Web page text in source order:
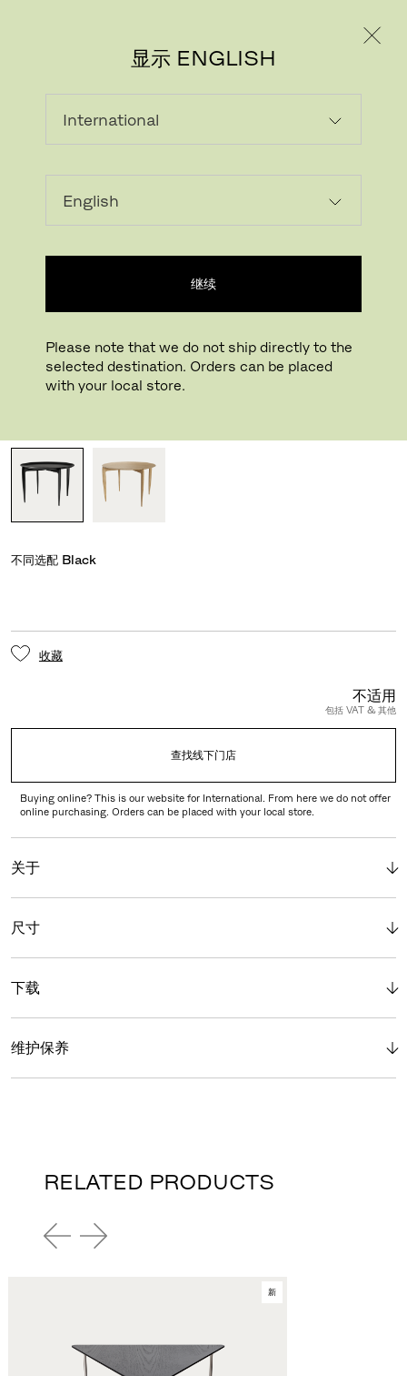
显示 ENGLISH
继续
Please note that we do not ship directly to the
selected destination. Orders can be placed
with your local store.
TRAY TABLE
设计师 Fritz Hansen ,1958
不同选配 Black
收藏
不适用
包括 VAT & 其他
查找线下门店
Buying online? This is our website for International. From here we do not offer
online purchasing. Orders can be placed with your local store.
关于
尺寸
下载
维护保养
RELATED PRODUCTS
新